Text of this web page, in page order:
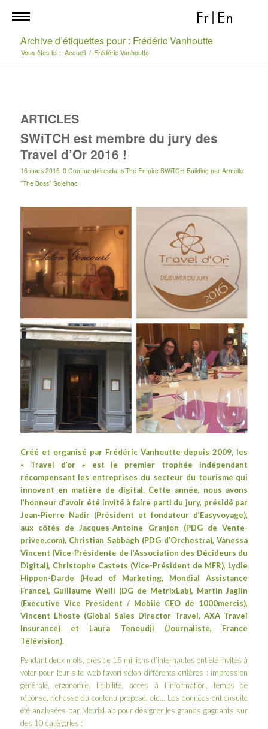
Fr En
Archive d’étiquettes pour : Frédéric Vanhoutte
Vous êtes ici : Accueil / Frédéric Vanhoutte
ARTICLES
SWiTCH est membre du jury des
Travel d’Or 2016 !
16 mars 2016 0 Commentairesdans The Empire SWiTCH Building par Armelle
"The Boss" Solelhac
Créé et organisé par Frédéric Vanhoutte depuis 2009, les
« Travel d’or» est le premier trophée indépendant
récompensant les entreprises du secteur du tourisme qui
innovent en matière de digital. Cette année, nous avons
l’honneur d’avoir été invité à faire parti du jury, présidé par
Jean-Pierre Nadir (Président et fondateur d’Easyvoyage),
aux côtés deJacques-Antoine Granjon (PDG deVente-
privee.com), Christian Sabbagh (PDG d’Orchestra), Vanessa
Vincent (Vice-Présidente de l’Association des Décideurs du
Digital), Christophe Castets (Vice-Président de MFR), Lydie
Hippon-Darde (Head of Marketing, Mondial Assistance
France), Guillaume Weill (DG de MetrixLab), Martin Jaglin
(Executive Vice President / Mobile CEO de 1000mercis),
Vincent Lhoste (Global Sales Director Travel,AXA Travel
Insurance) et Laura Tenoudji (Journaliste, France
Télévision).
Pendant deux mois, près de 15 millions d’internautes ont été invités à
voter pour leur site web favori selon différents critères : impression
générale, ergonomie, lisibilité, accès à l’information, temps de
réponse, richesse du contenu proposé, etc… Les données ont ensuite
été analysées par MetrixLab pour désigner les grands gagnants sur
des 10 catégories :